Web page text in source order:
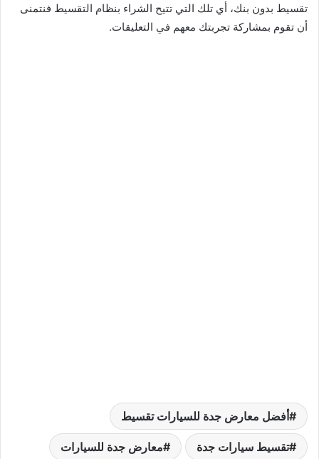
تقسيط بدون بنك، أي تلك التي تتيح الشراء بنظام التقسيط فنتمنى
أن تقوم بمشاركة تجربتك معهم في التعليقات.
أفضل معارض جدة للسيارات تقسيط
تقسيط سيارات جدة معارض جدة للسيارات